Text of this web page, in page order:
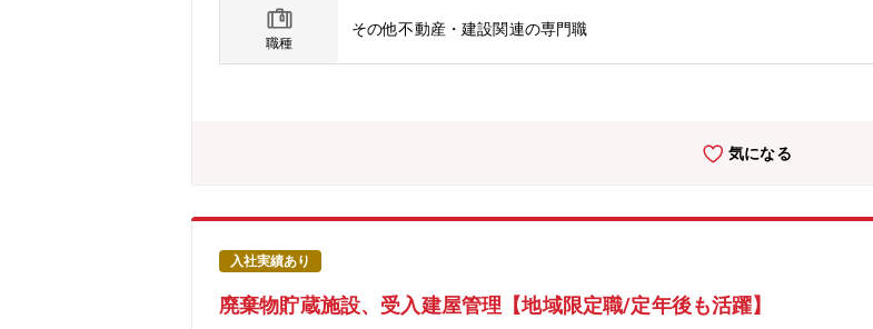
職種
その他不動産・建設関連の専門職
気になる
入社実績あり
廃棄物貯蔵施設、受入建屋管理【地域限定職/定年後も活躍】